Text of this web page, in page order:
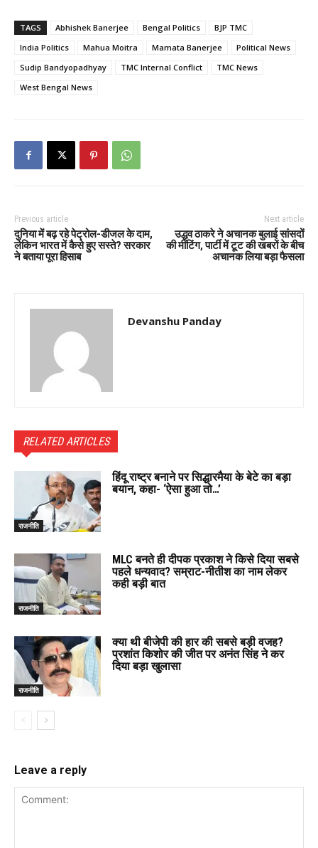
TAGS Abhishek Banerjee Bengal Politics
BJP TMC
India Politics
Mahua Moitra Mamata Banerjee
Political News
Sudip Bandyopadhyay
TMC Internal Conflict
TMC News
West Bengal News
Previous article
दुनिया में बढ़ रहे पेट्रोल-डीजल के दाम,
लेकिन भारत में कैसे हुए सस्ते? सरकार
ने बताया पूरा हिसाब
Next article
उद्धव ठाकरे ने अचानक बुलाई सांसदों
की मींटिंग, पार्टी में टूट की खबरों के बीच
अचानक लिया बड़ा फैसला
Devanshu Panday
RELATED ARTICLES
राजनीति
हिंदू राष्ट्र बनाने पर सिद्धारमैया के बेटे का बड़ा
बयान, कहा- ‘ऐसा हुआ तो…’
राजनीति
MLC बनते ही दीपक प्रकाश ने किसे दिया सबसे
पहले धन्यवाद? सम्राट-नीतीश का नाम लेकर
कही बड़ी बात
राजनीति
क्या थी बीजेपी की हार की सबसे बड़ी वजह?
प्रशांत किशोर की जीत पर अनंत सिंह ने कर
दिया बड़ा खुलासा
Leave a reply